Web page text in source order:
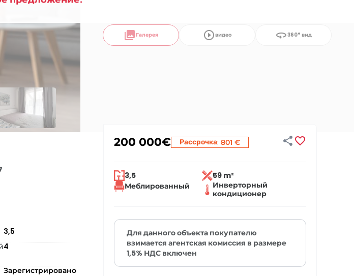
collections Галерея play_circle_outlineвидео 360360° вид
3,5
4
Зарегистрировано
200 000€ Рассрочка: 801 €  
3,5
59 m²
Меблированный
Инверторный
кондиционер
Для данного объекта покупателю
взимается агентская комиссия в размере
1,5% НДС включен